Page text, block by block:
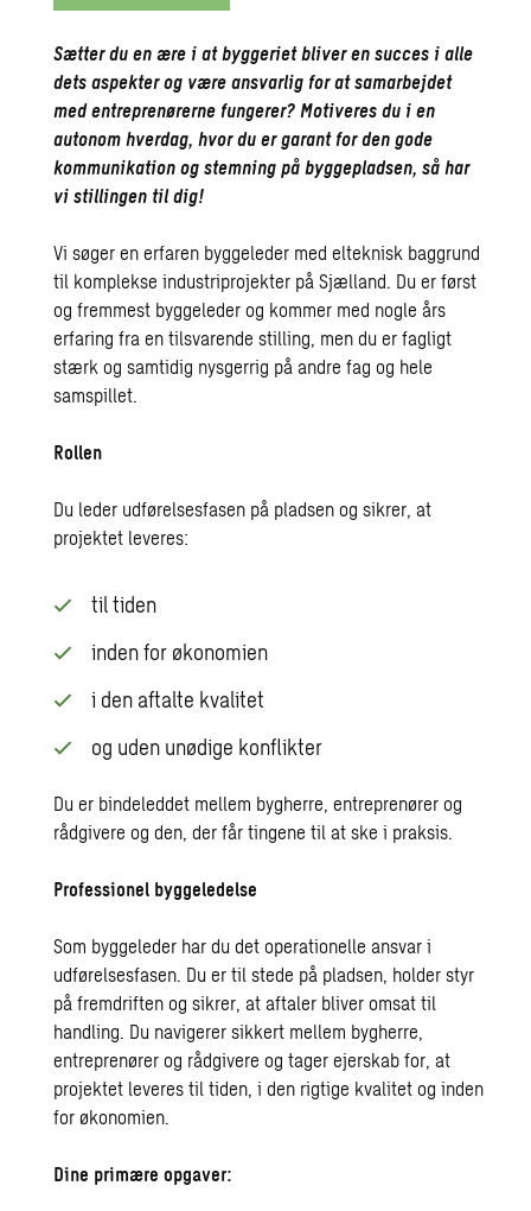
Sætter du en ære i at byggeriet bliver en succes i alle
dets aspekter og være ansvarlig for at samarbejdet
med entreprenørerne fungerer? Motiveres du i en
autonom hverdag, hvor du er garant for den gode
kommunikation og stemning på byggepladsen, så har
vi stillingen til dig!
Vi søger en erfaren byggeleder med elteknisk baggrund
til komplekse industriprojekter på Sjælland. Du er først
og fremmest byggeleder og kommer med nogle års
erfaring fra en tilsvarende stilling, men du er fagligt
stærk og samtidig nysgerrig på andre fag og hele
samspillet.
Rollen
Du leder udførelsesfasen på pladsen og sikrer, at
projektet leveres:
til tiden
inden for økonomien
i den aftalte kvalitet
og uden unødige konflikter
Du er bindeleddet mellem bygherre, entreprenører og
rådgivere og den, der får tingene til at ske i praksis.
Professionel byggeledelse
Som byggeleder har du det operationelle ansvar i
udførelsesfasen. Du er til stede på pladsen, holder styr
på fremdriften og sikrer, at aftaler bliver omsat til
handling. Du navigerer sikkert mellem bygherre,
entreprenører og rådgivere og tager ejerskab for, at
projektet leveres til tiden, i den rigtige kvalitet og inden
for økonomien.
Dine primære opgaver: